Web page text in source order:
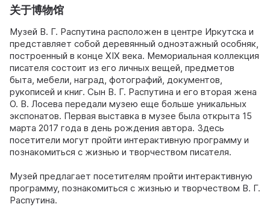
关于博物馆
Музей В. Г. Распутина расположен в центре Иркутска и
представляет собой деревянный одноэтажный особняк,
построенный в конце XIX века. Мемориальная коллекция
писателя состоит из его личных вещей, предметов
быта, мебели, наград, фотографий, документов,
рукописей и книг. Сын В. Г. Распутина и его вторая жена
О. В. Лосева передали музею еще больше уникальных
экспонатов. Первая выставка в музее была открыта 15
марта 2017 года в день рождения автора. Здесь
посетители могут пройти интерактивную программу и
познакомиться с жизнью и творчеством писателя.
Музей предлагает посетителям пройти интерактивную
программу, познакомиться с жизнью и творчеством В. Г.
Распутина.